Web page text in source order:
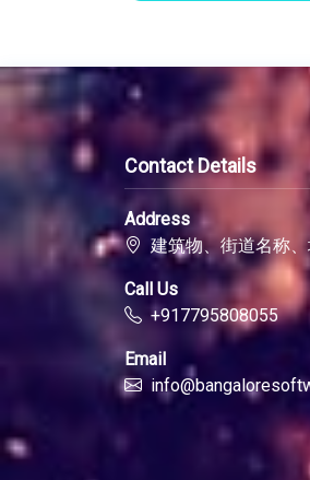
Contact Details
Address
建筑物、街道名称
Call Us
+917795808055
Email